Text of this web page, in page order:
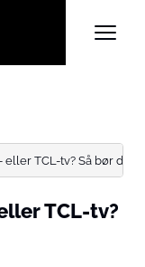
TCL-tv? Så bør du...
TCL-tv?